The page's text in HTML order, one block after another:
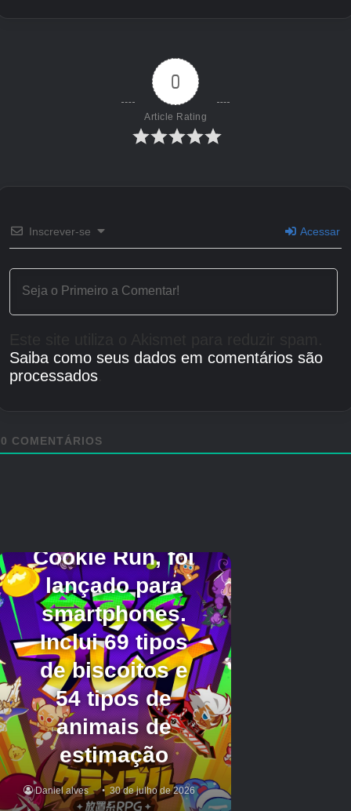
Obtenha o jogo doGoogle Play Store
que a nova temporada chegue. Além disso, leia
nossas notícias sobre Hay Day x Lance Bass
do NSYNC para Neighborhood Nurture!
Créditos Autor
0
Article Rating
Inscrever-se Acessar
Saiba como seus dados em comentários são
processados.
0 COMENTÁRIOS